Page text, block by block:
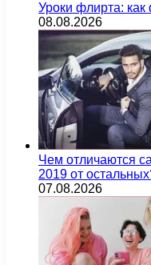
Уроки флирта:
08.08.2026
Чем отличаются
2019 от
07.08.2026